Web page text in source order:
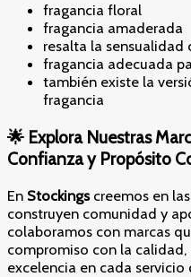
fragancia floral
fragancia amaderada
resalta la sensualidad
fragancia adecuada
también existe la
fragancia
🌟 Explora Nuestras
Confianza y Propósito
En Stockingscreemos en
construyen comunidad y
colaboramos con marcas
compromiso con la calidad,
excelencia en cada servicio